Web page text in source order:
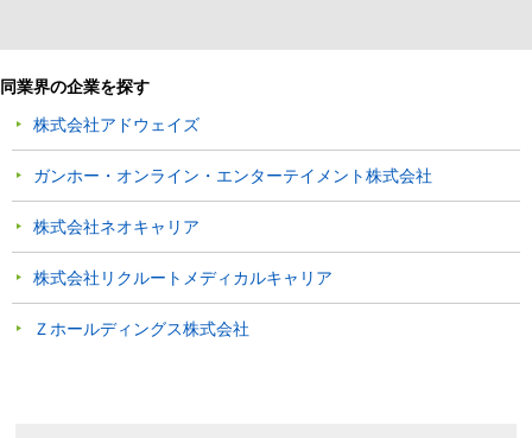
同業界の企業を探す
株式会社アドウェイズ
ガンホー・オンライン・エンターテイメント株式会社
株式会社ネオキャリア
株式会社リクルートメディカルキャリア
Ｚホールディングス株式会社